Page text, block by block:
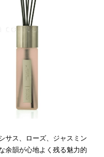
サス、ローズ、ジャスミン
余韻が心地よく残る魅力的